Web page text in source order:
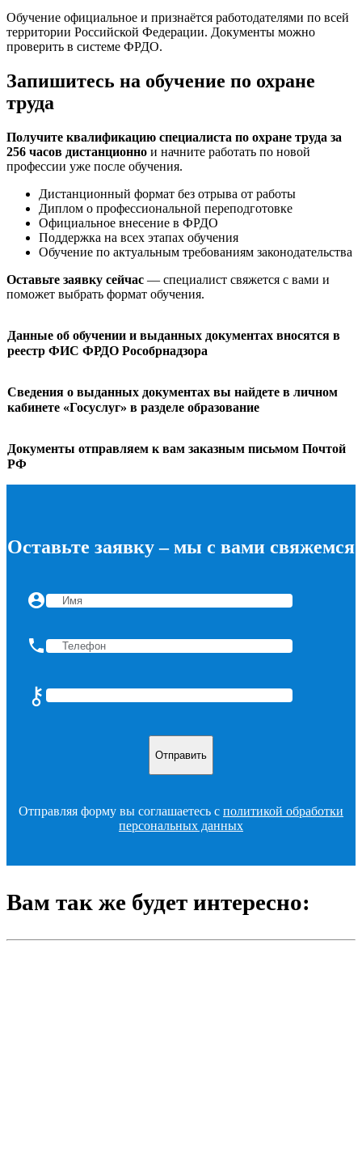
Обучение официальное и признаётся работодателями по всей
территории Российской Федерации. Документы можно
проверить в системе ФРДО.
Запишитесь на обучение по охране
труда
Получите квалификацию специалиста по охране труда за
256 часов дистанционно и начните работать по новой
профессии уже после обучения.
Дистанционный формат без отрыва от работы
Диплом о профессиональной переподготовке
Официальное внесение в ФРДО
Поддержка на всех этапах обучения
Обучение по актуальным требованиям законодательства
Оставьте заявку сейчас — специалист свяжется с вами и
поможет выбрать формат обучения.
Данные об обучении и выданных документах вносятся в
реестр ФИС ФРДО Рособрнадзора
Сведения о выданных документах вы найдете в личном
кабинете «Госуслуг» в разделе образование
Документы отправляем к вам заказным письмом Почтой
РФ
Оставьте заявку – мы с вами свяжемся
account_circle
phone
⚷
Отправляя форму вы соглашаетесь с политикой обработки
персональных данных
Вам так же будет интересно: